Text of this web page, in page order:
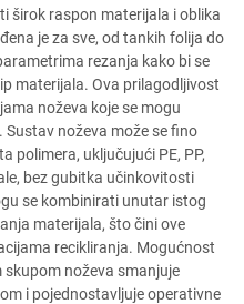
širok raspon materijala i oblika
je za sve, od tankih folija do
rezanja kako bi se
materijala. Ova prilagodljivost
noževa koje se mogu
noževa može se fino
polimera, uključujući PE, PP,
bez gubitka učinkovitosti
se kombinirati unutar istog
materijala, što čini ove
recikliranja. Mogućnost
noževa smanjuje
i pojednostavljuje operativne